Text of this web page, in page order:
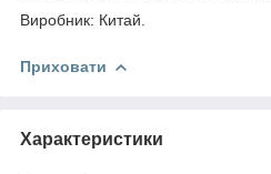
Виробник: Китай.
Приховати
Характеристики